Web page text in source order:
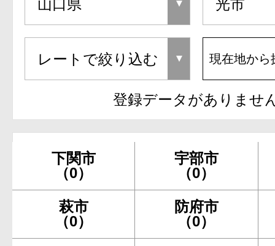
現在地から
登録データがありませ
下関市
（0）
宇部市
（0）
萩市
（0）
防府市
（0）